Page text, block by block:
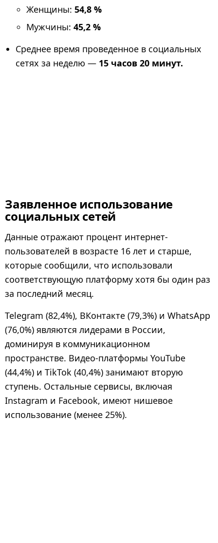
Женщины: 54,8 %
Мужчины: 45,2 %
Среднее время проведенное в социальных
сетях за неделю — 15 часов 20 минут.
Заявленное использование
социальных сетей
Данные отражают процент интернет-
пользователей в возрасте 16 лет и старше,
которые сообщили, что использовали
соответствующую платформу хотя бы один раз
за последний месяц.
Telegram (82,4%), ВКонтакте (79,3%) и WhatsApp
(76,0%) являются лидерами в России,
доминируя в коммуникационном
пространстве. Видео-платформы YouTube
(44,4%) и TikTok (40,4%) занимают вторую
ступень. Остальные сервисы, включая
Instagram и Facebook, имеют нишевое
использование (менее 25%).